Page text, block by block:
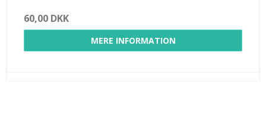
60,00 DKK
MERE INFORMATION